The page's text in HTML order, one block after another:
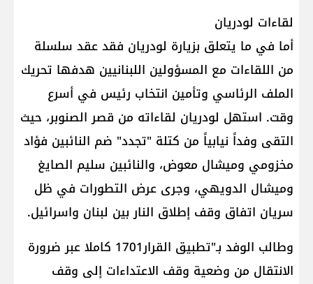
لقاءات لودريان
أما في ما يتعلق بزيارة لودريان فقد عقد سلسلة
من اللقاءات مع المسؤولين اللبنانيين هدفها تحريك
الملف الرئاسي وتأمين انتخاب رئيس في أسرع
وقت. استهل لودريان لقاءاته من قصر الصنوبر، حيث
التقى وفداً نيابياً من كتلة "تجدد" ضم النائبين فؤاد
مخزومي وميشال معوض، والنائبين سليم الصايغ
وميشال الدويهي، وجرى عرض التطورات في ظل
سريان اتفاق وقف إطلاق النار بين لبنان واسرائيل.
وطالب الوفد بـ"تطبيق القرار1701 كاملا عبر ضرورة
الانتقال من وضعية وقف الاعتداءات إلى وقف